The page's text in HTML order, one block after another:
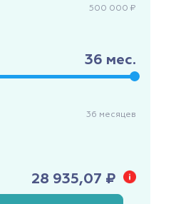
500 000 ₽
36 мес.
36 месяцев
28 935,07 ₽